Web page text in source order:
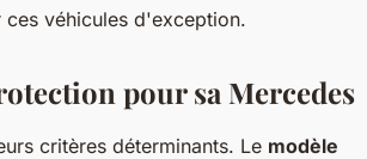
véhicules d'exception.
pour sa Mercedes
critères déterminants. Le modèle